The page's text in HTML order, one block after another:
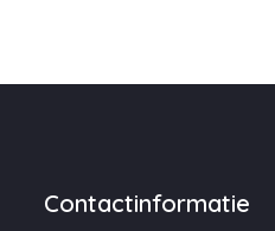
Contactinformatie